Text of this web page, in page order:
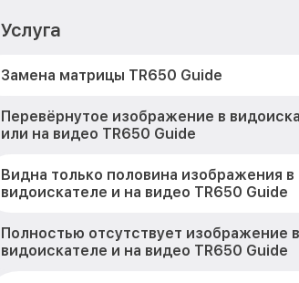
Услуга
Замена матрицы TR650 Guide
Перевёрнутое изображение в
или на видео TR650 Guide
Видна только половина изображения в
видоискателе и на видео TR650 Guide
Полностью отсутствует изображение в
видоискателе и на видео TR650 Guide